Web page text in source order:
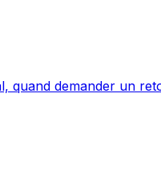
quand demander un